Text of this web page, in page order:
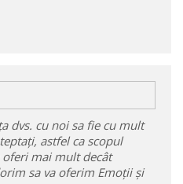
dvs. cu noi sa fie cu mult
astfel ca scopul
oferi mai mult decât
sa va oferim Emoții și